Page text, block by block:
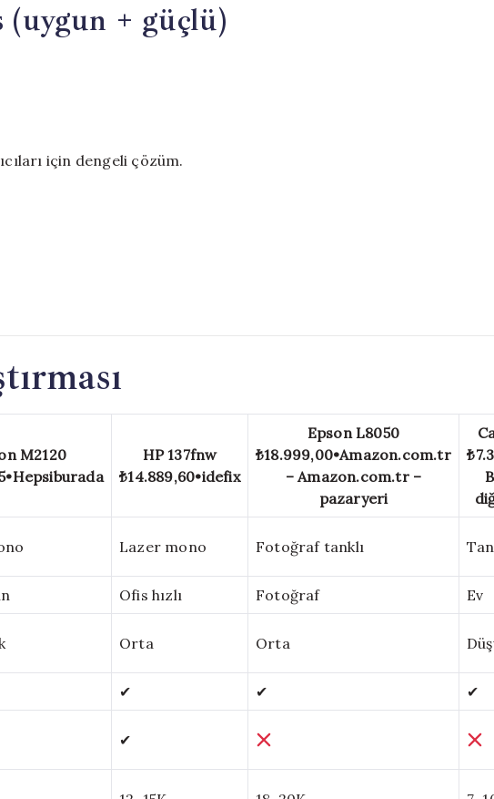
(uygun + güçlü)
için dengeli çözüm.
M2120
•Hepsiburada
HP 137fnw
₺14.889,60•idefix
Epson L8050
₺18.999,00•Amazon.com.tr
– Amazon.com.tr –
pazaryeri
Lazer mono Fotoğraf tanklı
Ofis hızlı Fotoğraf Ev
Orta Orta
✔ ✔ ✔
✔